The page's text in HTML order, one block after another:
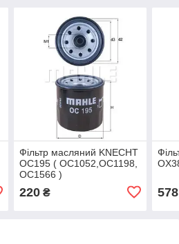
Фільтр масляний KNECHT
OC195 ( OC1052,OC1198,
OC1566 )
220₴ 578